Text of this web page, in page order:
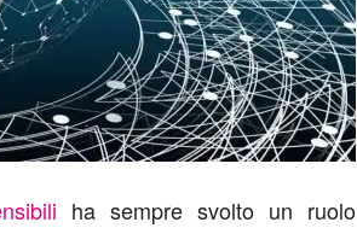
ha sempre svolto un ruolo